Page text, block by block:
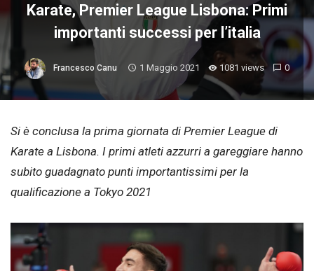
Karate, Premier League Lisbona: Primi
importanti successi per l’italia
Francesco Canu 1 Maggio 2021 1081 views 0
Si è conclusa la prima giornata di Premier League di
Karate a Lisbona. I primi atleti azzurri a gareggiare hanno
subito guadagnato punti importantissimi per la
qualificazione a Tokyo 2021